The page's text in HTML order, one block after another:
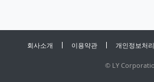
회사소개 이용약관 개인정보처
© LY